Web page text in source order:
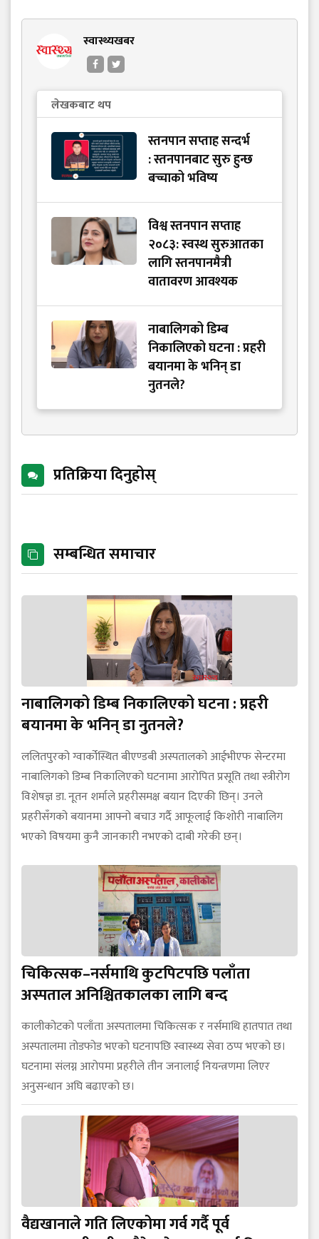
स्वास्थ्यखबर
लेखकबाट थप
स्तनपान सप्ताह सन्दर्भ
: स्तनपानबाट सुरु हुन्छ
बच्चाको भविष्य
विश्व स्तनपान सप्ताह
२०८३: स्वस्थ सुरुआतका
लागि स्तनपानमैत्री
वातावरण आवश्यक
नाबालिगको डिम्ब
निकालिएको घटना : प्रहरी
बयानमा के भनिन् डा
नुतनले?
प्रतिक्रिया दिनुहोस्
सम्बन्धित समाचार
नाबालिगको डिम्ब निकालिएको घटना : प्रहरी
बयानमा के भनिन् डा नुतनले?
ललितपुरको ग्वार्कोस्थित बीएण्डबी अस्पतालको आईभीएफ सेन्टरमा
नाबालिगको डिम्ब निकालिएको घटनामा आरोपित प्रसूति तथा स्त्रीरोग
विशेषज्ञ डा. नूतन शर्माले प्रहरीसमक्ष बयान दिएकी छिन्। उनले
प्रहरीसँगको बयानमा आफ्नो बचाउ गर्दै आफूलाई किशोरी नाबालिग
भएको विषयमा कुनै जानकारी नभएको दाबी गरेकी छन्।
चिकित्सक–नर्समाथि कुटपिटपछि पलाँता
अस्पताल अनिश्चितकालका लागि बन्द
कालीकोटको पलाँता अस्पतालमा चिकित्सक र नर्समाथि हातपात तथा
अस्पतालमा तोडफोड भएको घटनापछि स्वास्थ्य सेवा ठप्प भएको छ।
घटनामा संलग्न आरोपमा प्रहरीले तीन जनालाई नियन्त्रणमा लिएर
अनुसन्धान अघि बढाएको छ।
वैद्यखानाले गति लिएकोमा गर्व गर्दै पूर्व